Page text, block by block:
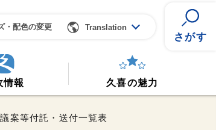
・配色の変更 Translation
さがす
情報 久喜の魅力
案等付託・送付一覧表